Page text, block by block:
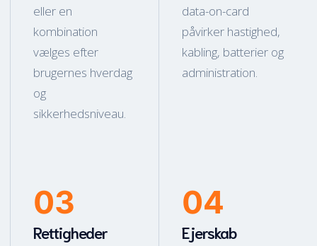
eller en
kombination
vælges efter
brugernes hverdag
og
sikkerhedsniveau.
data-on-card
påvirker hastighed,
kabling, batterier og
administration.
03
Rettigheder
04
Ejerskab